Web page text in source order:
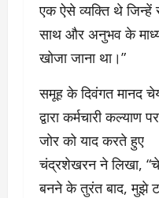
एक ऐसे व्यक्ति थे
साथ और अनुभव के
खोजा जाना था।”
समूह के दिवंगत मानद
द्वारा कर्मचारी कल्याण
जोर को याद करते हुए
चंद्रशेखरन ने लिखा,
बनने के तुरंत बाद, मुझे